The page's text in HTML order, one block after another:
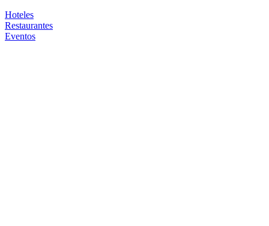
Hoteles
Restaurantes
Eventos